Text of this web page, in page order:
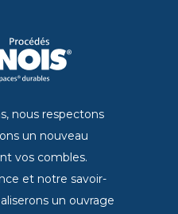
nous respectons
un nouveau
vos combles.
et notre savoir-
un ouvrage